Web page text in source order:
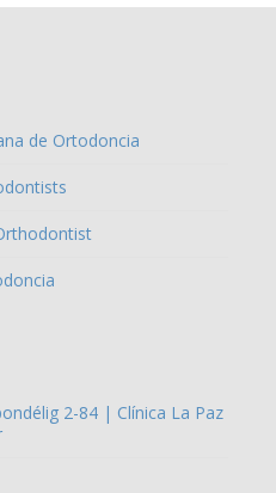
de Ortodoncia
2-84 | Clínica La Paz